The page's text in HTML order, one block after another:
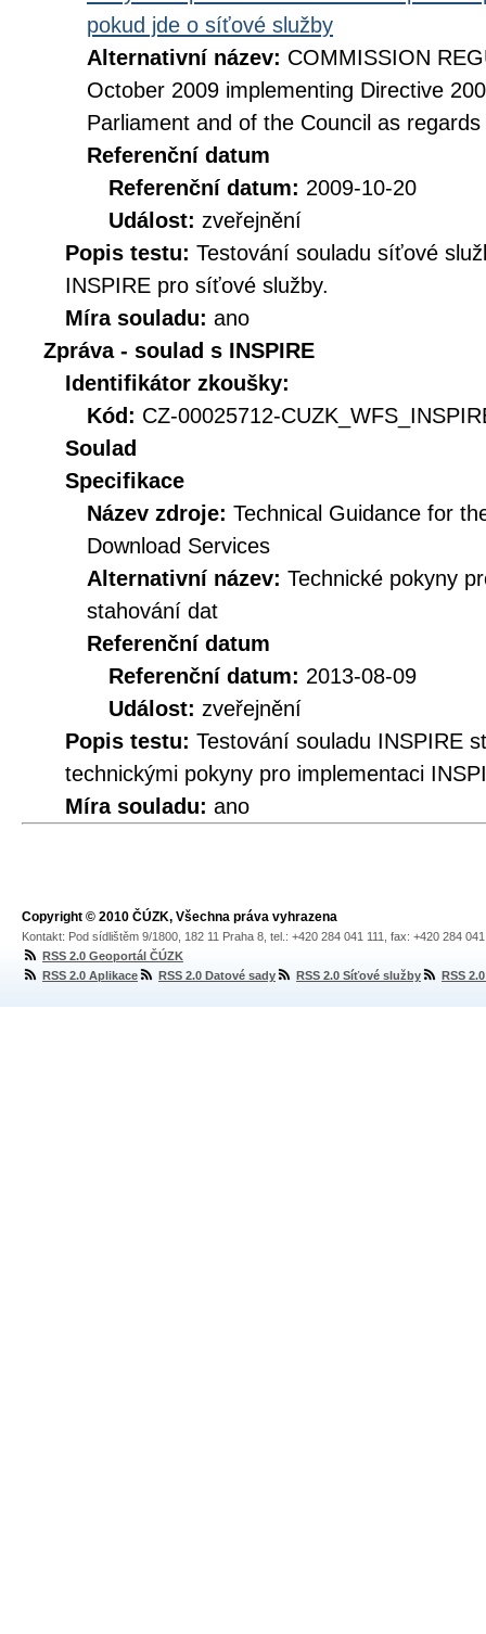
pokud jde o síťové služby
Alternativní název: COMMISSION
October 2009 implementing Directive
Parliament and of the Council as
Referenční datum
Referenční datum: 2009-10-20
Událost: zveřejnění
Popis testu: Testování souladu síťové
INSPIRE pro síťové služby.
Míra souladu: ano
Zpráva - soulad s INSPIRE
Identifikátor zkoušky:
Kód: CZ-00025712-
Soulad
Specifikace
Název zdroje: Technical Guidance for
Download Services
Alternativní název: Technické pokyny
stahování dat
Referenční datum
Referenční datum: 2013-08-09
Událost: zveřejnění
Popis testu: Testování souladu INSPIRE
technickými pokyny pro implementaci
Míra souladu: ano
Copyright © 2010 ČÚZK, Všechna práva vyhrazena
Kontakt: Pod sídlištěm 9/1800, 182 11 Praha 8, tel.: +420 284 041 111, fax: +420 284
RSS 2.0 Geoportál ČÚZK
RSS 2.0 Aplikace
RSS 2.0 Datové sady RSS 2.0 Síťové služby RSS